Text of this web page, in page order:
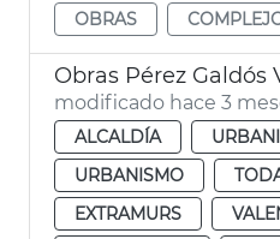
OBRAS
modificado hace 3
ALCALDÍA
URBANISMO
EXTRAMURS